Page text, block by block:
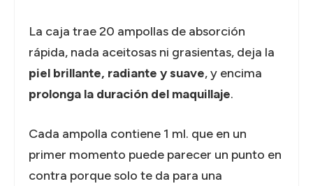
La caja trae 20 ampollas de absorción
rápida, nada aceitosas ni grasientas, deja la
piel brillante, radiante y suave, y encima
prolonga la duración del maquillaje.
Cada ampolla contiene 1 ml. que en un
primer momento puede parecer un punto en
contra porque solo te da para una